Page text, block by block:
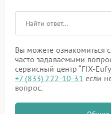
Вы можете
часто задаваемыми
сервисный центр “FIX-
+7 (833) 222-10-31 если
вопрос.